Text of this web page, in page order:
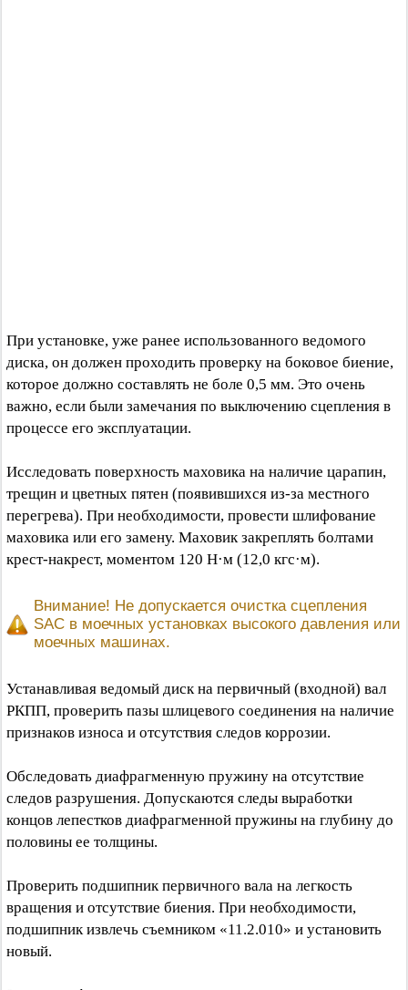
При установке, уже ранее использованного ведомого
диска, он должен проходить проверку на боковое биение,
которое должно составлять не боле 0,5 мм. Это очень
важно, если были замечания по выключению сцепления в
процессе его эксплуатации.
Исследовать поверхность маховика на наличие царапин,
трещин и цветных пятен (появившихся из-за местного
перегрева). При необходимости, провести шлифование
маховика или его замену. Маховик закреплять болтами
крест-накрест, моментом 120 Н·м (12,0 кгс·м).
Внимание! Не допускается очистка сцепления
SAC в моечных установках высокого давления или
моечных машинах.
Устанавливая ведомый диск на первичный (входной) вал
РКПП, проверить пазы шлицевого соединения на наличие
признаков износа и отсутствия следов коррозии.
Обследовать диафрагменную пружину на отсутствие
следов разрушения. Допускаются следы выработки
концов лепестков диафрагменной пружины на глубину до
половины ее толщины.
Проверить подшипник первичного вала на легкость
вращения и отсутствие биения. При необходимости,
подшипник извлечь съемником «11.2.010» и установить
новый.